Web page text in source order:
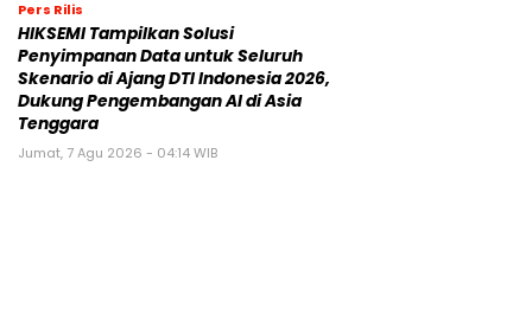
Pers Rilis
HIKSEMI Tampilkan Solusi
Penyimpanan Data untuk Seluruh
Skenario di Ajang DTI Indonesia 2026,
Dukung Pengembangan AI di Asia
Tenggara
Jumat, 7 Agu 2026 - 04:14 WIB